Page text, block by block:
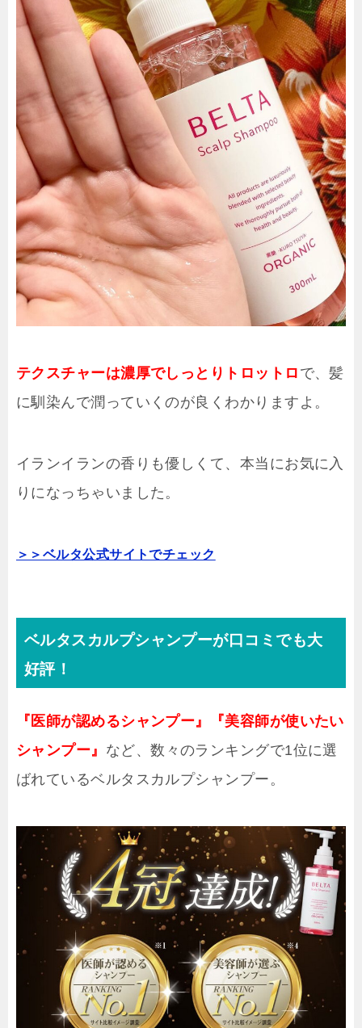
テクスチャーは濃厚でしっとりトロットロ で、髪
に馴染んで潤っていくのが良くわかりますよ。
イランイランの香りも優しくて、本当にお気に入
りになっちゃいました。
＞＞ベルタ公式サイトでチェック
ベルタスカルプシャンプーが口コミでも大
好評！
『医師が認めるシャンプー』『美容師が使いたい
シャンプー』 など、数々のランキングで1位に選
ばれているベルタスカルプシャンプー。